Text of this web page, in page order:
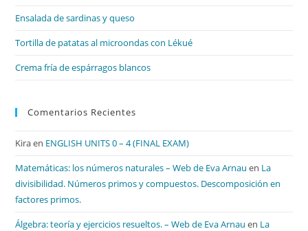
Ensalada de sardinas y queso
Tortilla de patatas al microondas con Lékué
Crema fría de espárragos blancos
Comentarios Recientes
Kiraen ENGLISH UNITS 0 – 4 (FINAL EXAM)
Matemáticas: los números naturales – Web de Eva Arnau en La
divisibilidad. Números primos y compuestos. Descomposición en
factores primos.
Álgebra: teoría y ejercicios resueltos. – Web de Eva Arnau en La